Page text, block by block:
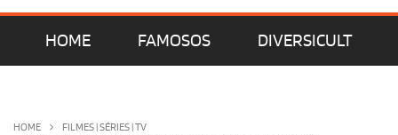
HOME FAMOSOS DIVERSICULT
HOME
FILMES | SÉRIES | TV